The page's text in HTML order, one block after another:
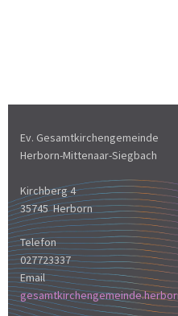
Ev. Gesamtkirchengemeinde
Herborn-Mittenaar-Siegbach
Kirchberg 4
35745 Herborn
Telefon
027723337
Email